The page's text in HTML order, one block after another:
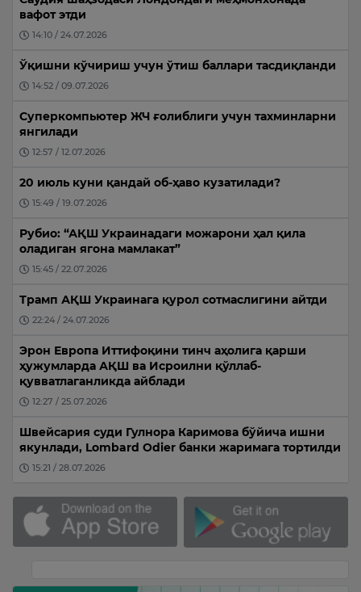
вафот этди
14:10 / 24.07.2026
Ўқишни кўчириш учун ўтиш баллари тасдиқланди
14:52 / 09.07.2026
Суперкомпьютер ЖЧ ғолиблиги учун тахминларни
янгилади
12:57 / 12.07.2026
20 июль куни қандай об-ҳаво кузатилади?
15:49 / 19.07.2026
Рубио: “АҚШ Украинадаги можарони ҳал қила
оладиган ягона мамлакат”
15:45 / 22.07.2026
Трамп АҚШ Украинага қурол сотмаслигини айтди
22:24 / 24.07.2026
Эрон Европа Иттифоқини тинч аҳолига қарши
ҳужумларда АҚШ ва Исроилни қўллаб-
қувватлаганликда айблади
12:27 / 25.07.2026
Швейсария суди Гулнора Каримова бўйича ишни
якунлади, Lombard Odier банки жаримага тортилди
15:21 / 28.07.2026